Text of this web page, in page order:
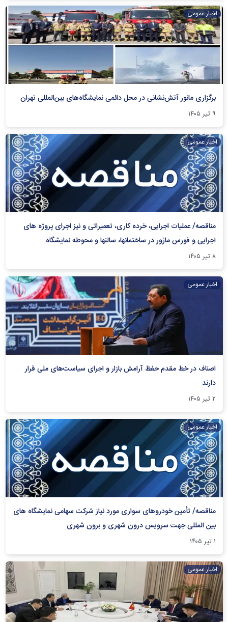
اخبار عمومی
برگزاری مانور آتش‌نشانی در محل دائمی نمایشگاه‌های بین‌المللی تهران
۹ تیر ۱۴۰۵
اخبار عمومی
مناقصه/ عملیات اجرایی، خرده کاری، تعمیراتی و نیز اجرای پروژه های
اجرایی و فورس ماژور در ساختمانها، سالنها و محوطه نمایشگاه
۸ تیر ۱۴۰۵
اخبار عمومی
اصناف در خط مقدم حفظ آرامش بازار و اجرای سیاست‌های ملی قرار
دارند
۲ تیر ۱۴۰۵
اخبار عمومی
مناقصه/ تأمین خودروهای سواری مورد نیاز شرکت سهامی نمایشگاه های
بین المللی جهت سرویس درون شهری و برون شهری
۱ تیر ۱۴۰۵
اخبار عمومی